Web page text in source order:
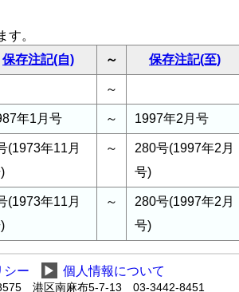
。
保存注記(自) ～ 保存注記(至)
～
年1月号 ～ 1997年2月号
(1973年11月
～
280号(1997年2月
号)
(1973年11月
～
280号(1997年2月
号)
シー ▶ 個人情報について
港区南麻布5-7-13 03-3442-8451